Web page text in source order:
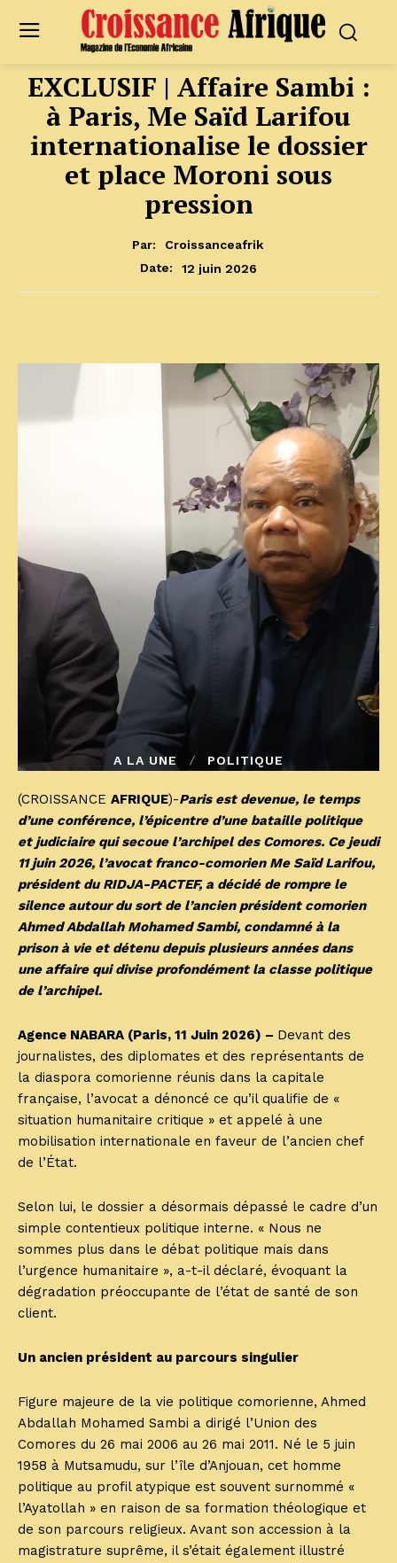
EXCLUSIF | Affaire Sambi :
à Paris, Me Saïd Larifou
internationalise le dossier
et place Moroni sous
pression
Par:
Croissanceafrik
Date:
12 juin 2026
A LA UNE POLITIQUE
(CROISSANCE AFRIQUE)-Paris est devenue, le temps
d’une conférence, l’épicentre d’une bataille politique
et judiciaire qui secoue l’archipel des Comores. Ce jeudi
11 juin 2026, l’avocat franco-comorien Me Saïd Larifou,
président du RIDJA-PACTEF, a décidé de rompre le
silence autour du sort de l’ancien président comorien
Ahmed Abdallah Mohamed Sambi, condamné à la
prison à vie et détenu depuis plusieurs années dans
une affaire qui divise profondément la classe politique
de l’archipel.
Agence NABARA (Paris, 11 Juin 2026) – Devant des
journalistes, des diplomates et des représentants de
la diaspora comorienne réunis dans la capitale
française, l’avocat a dénoncé ce qu’il qualifie de «
situation humanitaire critique » et appelé à une
mobilisation internationale en faveur de l’ancien chef
de l’État.
Selon lui, le dossier a désormais dépassé le cadre d’un
simple contentieux politique interne. « Nous ne
sommes plus dans le débat politique mais dans
l’urgence humanitaire », a-t-il déclaré, évoquant la
dégradation préoccupante de l’état de santé de son
client.
Un ancien président au parcours singulier
Figure majeure de la vie politique comorienne, Ahmed
Abdallah Mohamed Sambi a dirigé l’Union des
Comores du 26 mai 2006 au 26 mai 2011. Né le 5 juin
1958 à Mutsamudu, sur l’île d’Anjouan, cet homme
politique au profil atypique est souvent surnommé «
l’Ayatollah » en raison de sa formation théologique et
de son parcours religieux. Avant son accession à la
magistrature suprême, il s’était également illustré